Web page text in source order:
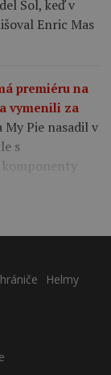
Sol, keď v
Enric Mas
premiéru na
vymenili za
Pie nasadil v
s
komponenty
Helmy